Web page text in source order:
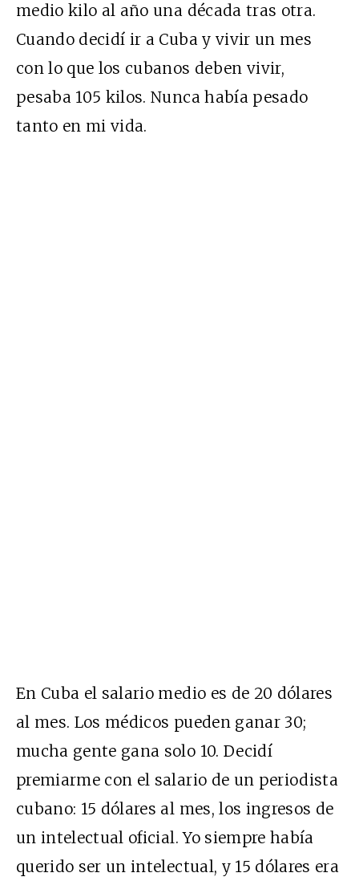
medio kilo al año una década tras otra.
Cuando decidí ir a Cuba y vivir un mes
con lo que los cubanos deben vivir,
pesaba 105 kilos. Nunca había pesado
tanto en mi vida.
En Cuba el salario medio es de 20 dólares
al mes. Los médicos pueden ganar 30;
mucha gente gana solo 10. Decidí
premiarme con el salario de un periodista
cubano: 15 dólares al mes, los ingresos de
un intelectual oficial. Yo siempre había
querido ser un intelectual, y 15 dólares era